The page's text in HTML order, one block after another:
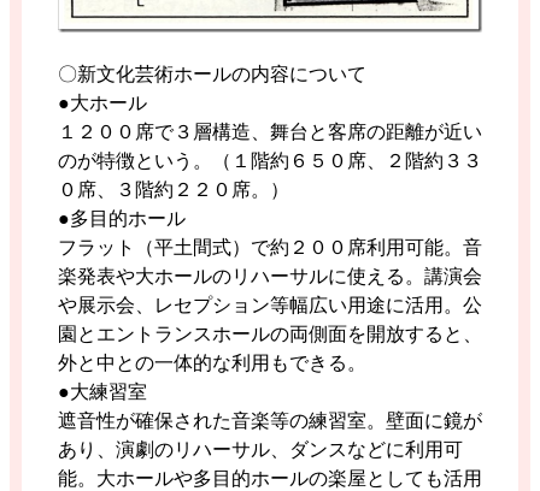
〇新文化芸術ホールの内容について
●大ホール
１２００席で３層構造、舞台と客席の距離が近い
のが特徴という。（１階約６５０席、２階約３３
０席、３階約２２０席。）
●多目的ホール
フラット（平土間式）で約２００席利用可能。音
楽発表や大ホールのリハーサルに使える。講演会
や展示会、レセプション等幅広い用途に活用。公
園とエントランスホールの両側面を開放すると、
外と中との一体的な利用もできる。
●大練習室
遮音性が確保された音楽等の練習室。壁面に鏡が
あり、演劇のリハーサル、ダンスなどに利用可
能。大ホールや多目的ホールの楽屋としても活用